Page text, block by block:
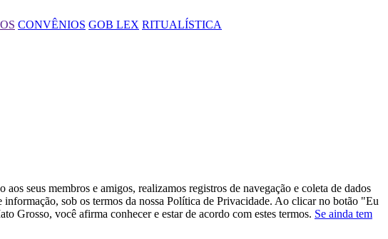
CONVÊNIOS GOB LEX RITUALÍSTICA
seus membros e amigos, realizamos registros de navegação e coleta de dados
sob os termos da nossa Política de Privacidade. Ao clicar no botão "Eu
Grosso, você afirma conhecer e estar de acordo com estes termos. Se ainda tem